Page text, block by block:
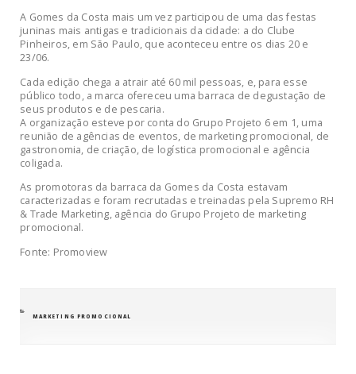
A Gomes da Costa mais um vez participou de uma das festas
juninas mais antigas e tradicionais da cidade: a do Clube
Pinheiros, em São Paulo, que aconteceu entre os dias 20 e
23/06.
Cada edição chega a atrair até 60 mil pessoas, e, para esse
público todo, a marca ofereceu uma barraca de degustação de
seus produtos e de pescaria.
A organização esteve por conta do Grupo Projeto 6 em 1, uma
reunião de agências de eventos, de marketing promocional, de
gastronomia, de criação, de logística promocional e agência
coligada.
As promotoras da barraca da Gomes da Costa estavam
caracterizadas e foram recrutadas e treinadas pela Supremo RH
& Trade Marketing, agência do Grupo Projeto de marketing
promocional.
Fonte: Promoview
CATEGORIAS
MARKETING PROMOCIONAL